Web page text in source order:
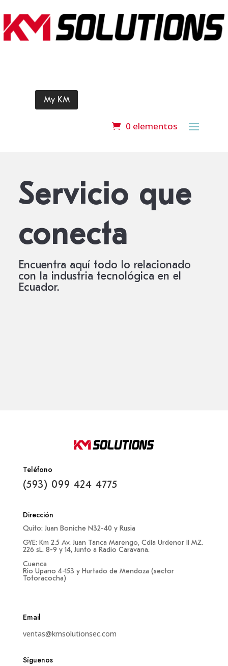
My KM
0 elementos
Servicio que
conecta
Encuentra aquí todo lo relacionado
con la industria tecnológica en el
Ecuador.
Teléfono
(593) 099 424 4775‬
Dirección
Quito: Juan Boniche N32-40 y Rusia
GYE: Km 2.5 Av. Juan Tanca Marengo, Cdla Urdenor II MZ.
226 sL. 8-9 y 14, Junto a Radio Caravana.
Cuenca
Rio Upano 4-153 y Hurtado de Mendoza (sector
Totoracocha)
Email
ventas@kmsolutionsec.com
Síguenos